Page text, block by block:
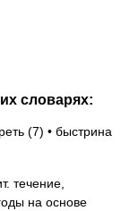
словарях:
(7) • быстрина
на основе